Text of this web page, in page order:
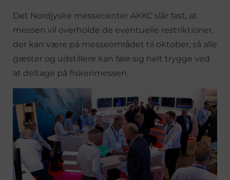
Det Nordjyske messecenter AKKC slår fast, at
messen vil overholde de eventuelle restriktioner,
der kan være på messeområdet til oktober, så alle
gæster og udstillere kan føle sig helt trygge ved
at deltage på fiskerimessen.